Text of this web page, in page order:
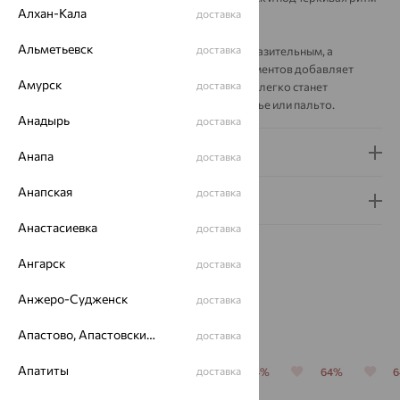
композиции.
Золотая основа делает дизайн тёплым и выразительным, а
сочетание гладких и инкрустированных элементов добавляет
украшению графичности. Брошь SOKOLOV легко станет
заметным акцентом на лацкане жакета, платье или пальто.
Доставка и оплата
Гарантия и возврат
64% 64% 64% 64%
Алхан-Кала доставка
Альметьевск доставка
Амурск доставка
Анадырь доставка
Анапа доставка
Анапская доставка
Анастасиевка доставка
Ангарск доставка
Анжеро-Судженск доставка
Апастово, Апастовский район доставка
Апатиты доставка